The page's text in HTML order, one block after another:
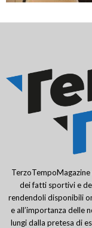
dei fatti sportivi e
rendendoli disponibili
e all’importanza delle
lungi dalla pretesa di